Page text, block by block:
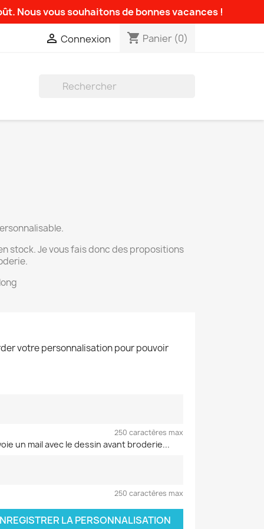
Nous vous souhaitons de bonnes vacances !
 Connexion shopping_cart Panier (0)
stock. Je vous fais donc des propositions
votre personnalisation pour pouvoir
250 caractères max
un mail avec le dessin avant broderie...
250 caractères max
LA PERSONNALISATION